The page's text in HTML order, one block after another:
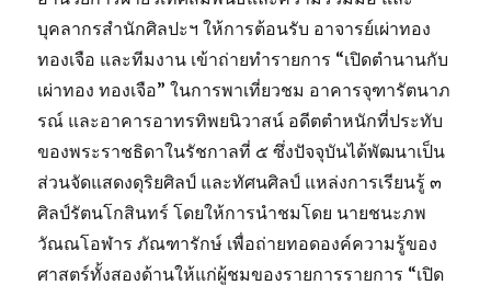
บุคลากรสำนักศิลปะฯ ให้การต้อนรับ อาจารย์เผ่าทอง
ทองเจือ และทีมงาน เข้าถ่ายทำรายการ “เปิดตำนานกับ
เผ่าทอง ทองเจือ” ในการพาเที่ยวชม อาคารจุฑารัตนาภ
รณ์ และอาคารอาทรทิพยนิวาสน์ อดีตตำหนักที่ประทับ
ของพระราชธิดาในรัชกาลที่ ๕ ซึ่งปัจจุบันได้พัฒนาเป็น
ส่วนจัดแสดงดุริยศิลป์ และทัศนศิลป์ แหล่งการเรียนรู้ ๓
ศิลป์รัตนโกสินทร์ โดยให้การนำชมโดย นายชนะภพ
วัณณโอฬาร ภัณฑารักษ์ เพื่อถ่ายทอดองค์ความรู้ของ
ศาสตร์ทั้งสองด้านให้แก่ผู้ชมของรายการรายการ “เปิด